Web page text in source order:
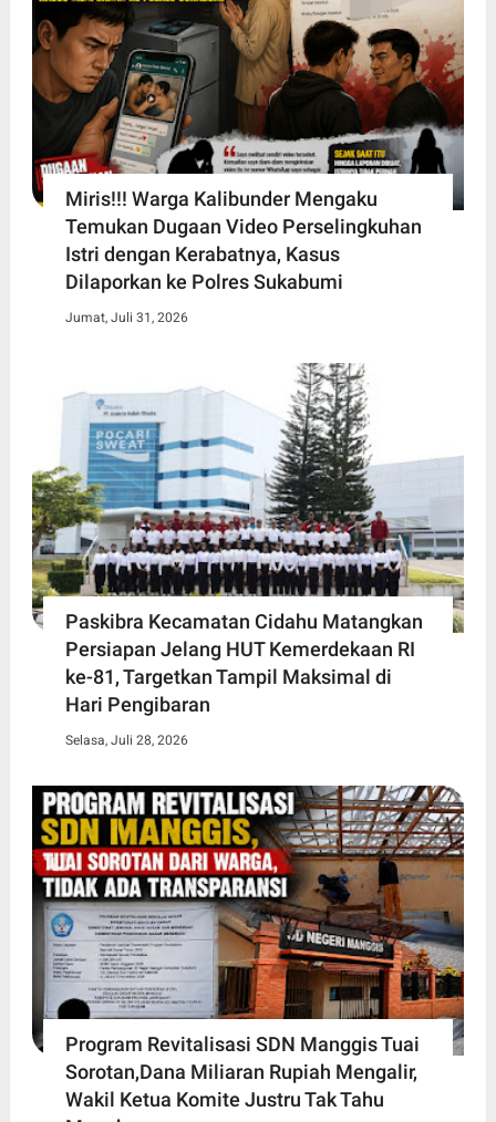
Miris!!! Warga Kalibunder Mengaku
Temukan Dugaan Video Perselingkuhan
Istri dengan Kerabatnya, Kasus
Dilaporkan ke Polres Sukabumi
Jumat, Juli 31, 2026
Paskibra Kecamatan Cidahu Matangkan
Persiapan Jelang HUT Kemerdekaan RI
ke-81, Targetkan Tampil Maksimal di
Hari Pengibaran
Selasa, Juli 28, 2026
Program Revitalisasi SDN Manggis Tuai
Sorotan,Dana Miliaran Rupiah Mengalir,
Wakil Ketua Komite Justru Tak Tahu